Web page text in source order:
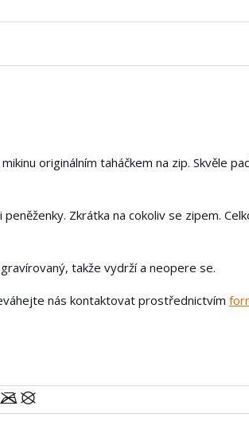
originálním taháčkem na zip. Skvěle
Zkrátka na cokoliv se zipem.
takže vydrží a neopere se.
nás kontaktovat prostřednictvím